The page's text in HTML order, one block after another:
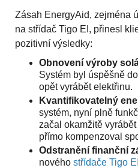
Zásah EnergyAid, zejména
na střídač Tigo EI, přinesl
pozitivní výsledky:
Obnovení výroby
Systém byl úspěšně
opět vyrábět elektřinu.
Kvantifikovatelný
systém, nyní plně
začal okamžitě
přímo kompenzoval
Odstranění finanční
nového střídače Tigo EI